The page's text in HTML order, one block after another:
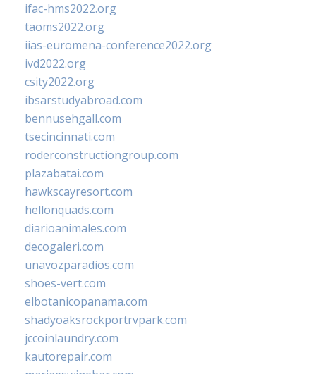
ifac-hms2022.org
taoms2022.org
iias-euromena-conference2022.org
ivd2022.org
csity2022.org
ibsarstudyabroad.com
bennusehgall.com
tsecincinnati.com
roderconstructiongroup.com
plazabatai.com
hawkscayresort.com
hellonquads.com
diarioanimales.com
decogaleri.com
unavozparadios.com
shoes-vert.com
elbotanicopanama.com
shadyoaksrockportrvpark.com
jccoinlaundry.com
kautorepair.com